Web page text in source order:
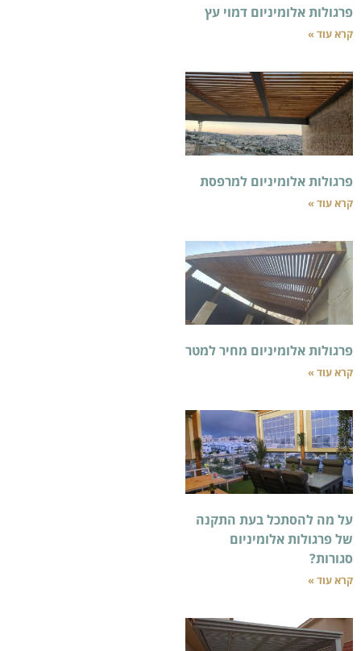
דמוי עץ
למרפסת
מחיר למטר
בעת התקנה